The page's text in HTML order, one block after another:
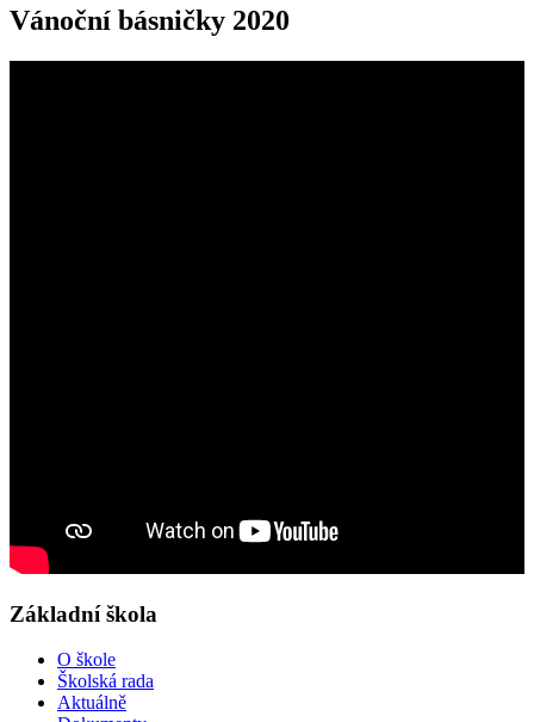
Vánoční básničky 2020
Základní škola
O škole
Školská rada
Aktuálně